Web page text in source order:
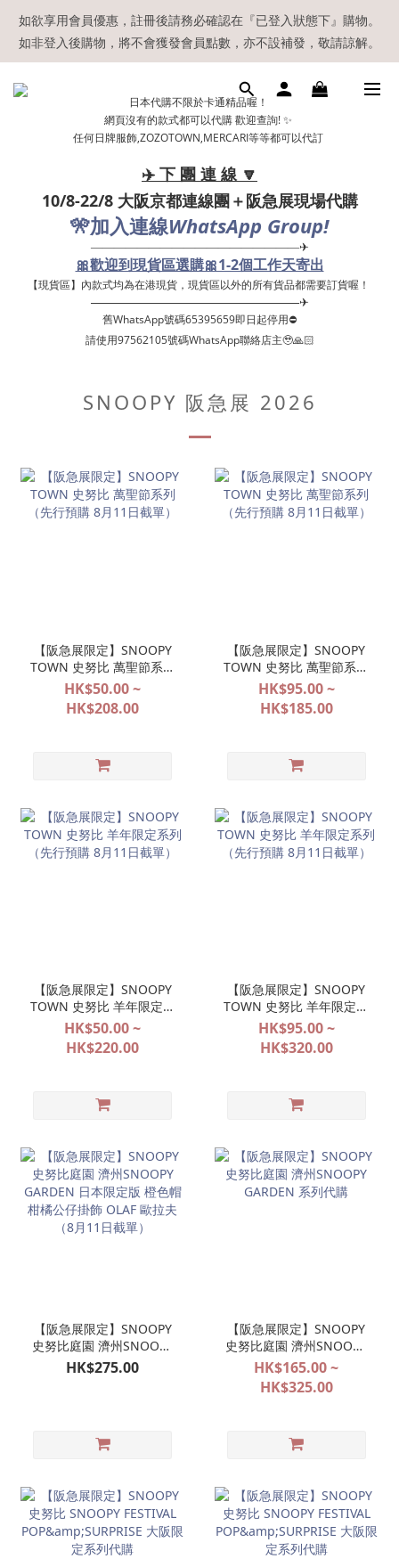
【現貨區】內款式均為在港現貨，現貨區以外的所有貨品都需要訂
貨喔！
如欲享用會員優惠，註冊後請務必確認在『已登入狀態下』購物。
如非登入後購物，將不會獲發會員點數，亦不設補發，敬請諒解。
溫馨提示：所有順豐快遞／本地及國際郵遞寄出後，本店只會以電
郵通知出貨，下單後敬請留意電郵信箱。
【現貨區】內款式均為在港現貨，現貨區以外的所有貨品都需要訂
貨喔！
日本代購不限於卡通精品喔！
網頁沒有的款式都可以代購 歡迎查詢! ✨
任何日牌服飾,ZOZOTOWN,MERCARI等等都可以代訂
✈️ 下 團 連 線 🔽
10/8-22/8 大阪京都連線團＋阪急展現場代購
🎌加入連線WhatsApp Group!
——————————————————✈
🎀歡迎到現貨區選購🎀1-2個工作天寄出
【現貨區】內款式均為在港現貨，現貨區以外的所有貨品都需要訂貨喔！ ​
——————————————————✈
舊WhatsApp號碼65395659即日起停用⛔️
請使用97562105號碼WhatsApp聯絡店主🥹🙏🏻
SNOOPY 阪急展 2026
【阪急展限定】SNOOPY
TOWN 史努比 萬聖節系列
（先行預購 8月11日截
單）
HK$50.00 ~
HK$208.00
【阪急展限定】SNOOPY
TOWN 史努比 萬聖節系列
（先行預購 8月11日截
單）
HK$95.00 ~
HK$185.00
【阪急展限定】SNOOPY
TOWN 史努比 羊年限定系
列（先行預購 8月11日截
單）
HK$50.00 ~
HK$220.00
【阪急展限定】SNOOPY
TOWN 史努比 羊年限定系
列（先行預購 8月11日截
單）
HK$95.00 ~
HK$320.00
【阪急展限定】SNOOPY
史努比庭園 濟州SNOOPY
GARDEN 日本限定版 橙色
帽柑橘公仔掛飾 OLAF 歐
HK$275.00
【阪急展限定】SNOOPY
史努比庭園 濟州SNOOPY
GARDEN 系列代購
HK$165.00 ~
HK$325.00